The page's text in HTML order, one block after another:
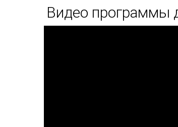
Видео программы